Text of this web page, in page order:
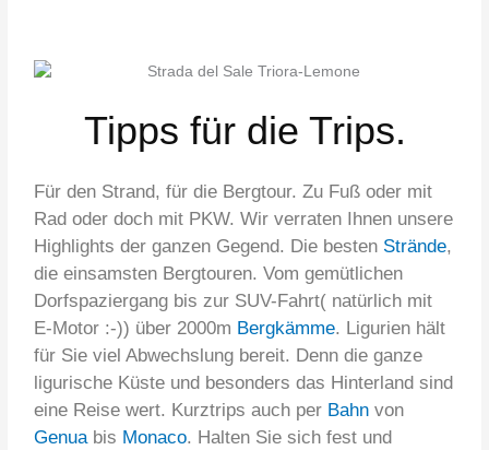
Tipps für die Trips.
Für den Strand, für die Bergtour. Zu Fuß oder mit
Rad oder doch mit PKW. Wir verraten Ihnen unsere
Highlights der ganzen Gegend. Die besten Strände,
die einsamsten Bergtouren. Vom gemütlichen
Dorfspaziergang bis zur SUV-Fahrt( natürlich mit
E-Motor :-)) über 2000m Bergkämme. Ligurien hält
für Sie viel Abwechslung bereit. Denn die ganze
ligurische Küste und besonders das Hinterland sind
eine Reise wert. Kurztrips auch per Bahn von
Genuabis Monaco. Halten Sie sich fest und